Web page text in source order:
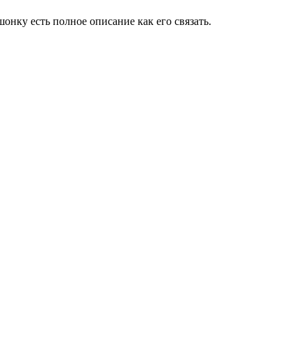
есть полное описание как его связать.